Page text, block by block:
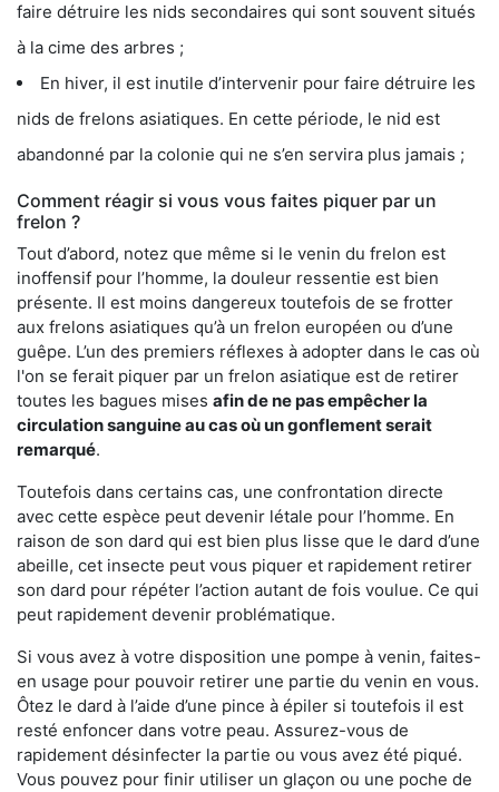
faire détruire les nids secondaires qui sont souvent situés
à la cime des arbres ;
En hiver, il est inutile d’intervenir pour faire détruire les
nids de frelons asiatiques. En cette période, le nid est
abandonné par la colonie qui ne s’en servira plus jamais ;
Comment réagir si vous vous faites piquer par un
frelon ?
Tout d’abord, notez que même si le venin du frelon est
inoffensif pour l’homme, la douleur ressentie est bien
présente. Il est moins dangereux toutefois de se frotter
aux frelons asiatiques qu’à un frelon européen ou d’une
guêpe. L’un des premiers réflexes à adopter dans le cas où
l'on se ferait piquer par un frelon asiatique est de retirer
toutes les bagues mises afin de ne pas empêcher la
circulation sanguine au cas où un gonflement serait
remarqué.
Toutefois dans certains cas, une confrontation directe
avec cette espèce peut devenir létale pour l’homme. En
raison de son dard qui est bien plus lisse que le dard d’une
abeille, cet insecte peut vous piquer et rapidement retirer
son dard pour répéter l’action autant de fois voulue. Ce qui
peut rapidement devenir problématique.
Si vous avez à votre disposition une pompe à venin, faites-
en usage pour pouvoir retirer une partie du venin en vous.
Ôtez le dard à l’aide d’une pince à épiler si toutefois il est
resté enfoncer dans votre peau. Assurez-vous de
rapidement désinfecter la partie ou vous avez été piqué.
Vous pouvez pour finir utiliser un glaçon ou une poche de